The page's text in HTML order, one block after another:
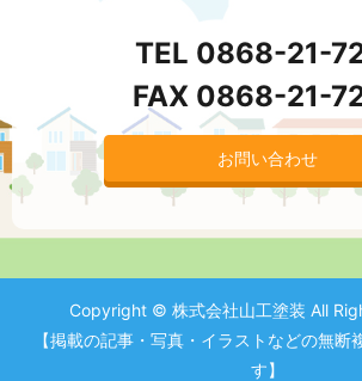
TEL 0868-21-
FAX 0868-21-
お問い合わせ
Copyright © 株式会社山工塗装 All
【掲載の記事・写真・イラストなどの無断
す】